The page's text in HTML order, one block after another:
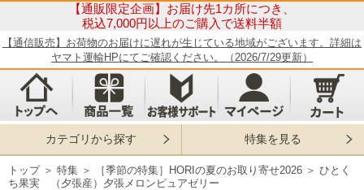
【通販限定企画】お届け先1カ所につき、
税込7,000円以上のご購入で送料半額
【通信販売】お荷物のお届けに遅れが生じている地域がございます。詳細は
ヤマト運輸HPにてご確認ください。（2026/7/29更新）
カテゴリから探す 特集を見る
トップ ＞ 特集 ＞ ［季節の特集］HORIの夏のお取り寄せ2026 ＞ ひとく
ち果実 （夕張産）夕張メロンピュアゼリー